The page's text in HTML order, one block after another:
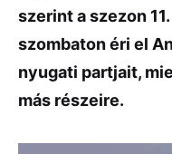
szerint a szezon
szombaton éri el
nyugati partjait,
más részeire.